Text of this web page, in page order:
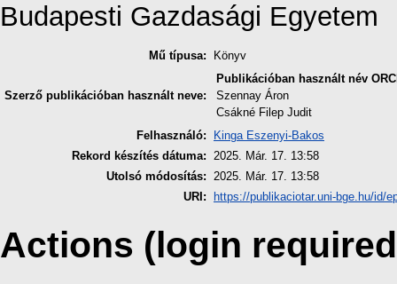
Budapesti Gazdasági Egyetem
Mű típusa: Könyv
Szerző publikációban használt neve:
Publikációban használt név
Szennay Áron
Csákné Filep Judit
Felhasználó:
Kinga Eszenyi-Bakos
Rekord készítés dátuma:
2025. Már. 17. 13:58
Utolsó módosítás:
2025. Már. 17. 13:58
URI:
https://publikaciotar.uni-bge.hu/id/
Actions (login